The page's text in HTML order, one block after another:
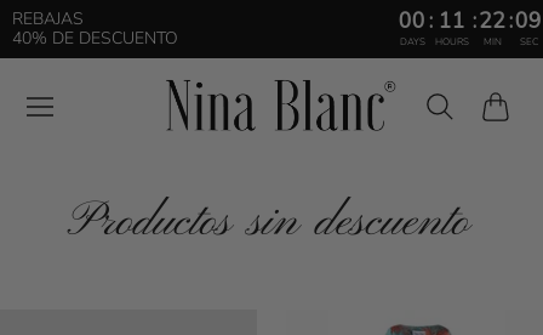
REBAJAS
40% DE DESCUENTO
00
DAYS
: 11
HOURS
:22
MIN
:09
SEC
Productos sin descuento